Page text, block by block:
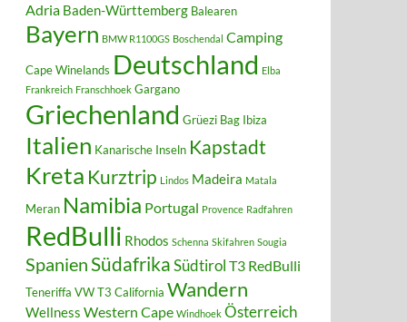
Adria Baden-Württemberg Balearen
Bayern BMW R1100GS Boschendal Camping
Cape Winelands Deutschland Elba
Frankreich Franschhoek Gargano
Griechenland Grüezi Bag Ibiza
Italien Kanarische Inseln Kapstadt
Kreta Kurztrip Lindos Madeira Matala
Meran Namibia Portugal Provence Radfahren
RedBulli Rhodos Schenna Skifahren Sougia
SpanienSüdafrikaSüdtirol T3 RedBulli
Teneriffa VW T3 California Wandern
Wellness Western Cape Windhoek Österreich